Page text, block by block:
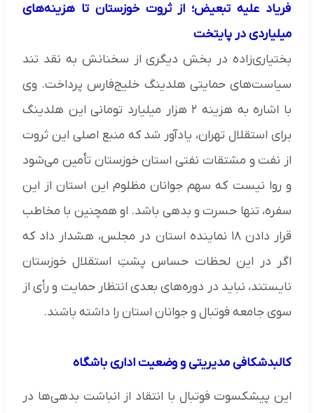
فریاد علیه تبعیض؛ از ثروت خوزستان تا هزینه‌های
میلیاردی در پایتخت
بختیاری‌زاده در بخش دیگری از سخنانش به نقد تند
سیاست‌های حمایتی هلدینگ خلیج‌فارس پرداخت. وی
با اشاره به هزینه ۲ هزار میلیارد تومانی این هلدینگ
برای استقلال تهران، یادآور شد که منبع اصلی این ثروت
از نفت و مشتقات نفتی استان خوزستان تأمین می‌شود
و روا نیست که سهم جوانان مظلوم این استان از این
سفره، تنها حسرت و بدهی باشد. او همچنین با مخاطب
قرار دادن ۱۸ نماینده استان در مجلس، هشدار داد که
اگر در این لحظات حساس پشتِ استقلال خوزستان
نایستند، نباید در دوره‌های بعدی انتظار حمایت و رأی از
سوی جامعه فوتبال و جوانان استان را داشته باشند.
کالبدشکافی مدیریتی و وضعیت اداری باشگاه
این پیشکسوت فوتبال با انتقاد از انباشت بدهی‌ها در